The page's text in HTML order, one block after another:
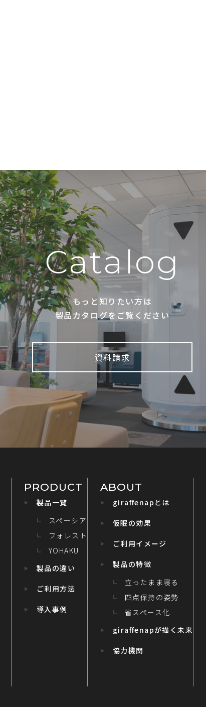
Catalog
もっと知りたい方は
製品カタログをご覧ください
資料請求
PRODUCT
製品一覧
スペーシア
フォレスト
YOHAKU
製品の違い
ご利用方法
導入事例
ABOUT
giraffenapとは
仮眠の効果
ご利用イメージ
製品の特徴
立ったまま寝る
四点保持の姿勢
省スペース化
giraffenapが描く未来
協力機関